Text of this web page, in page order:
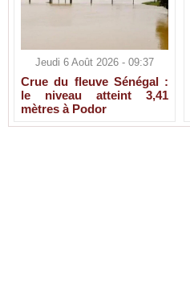
Jeudi 6 Août 2026 - 09:37
Crue du fleuve Sénégal :
le niveau atteint 3,41
mètres à Podor